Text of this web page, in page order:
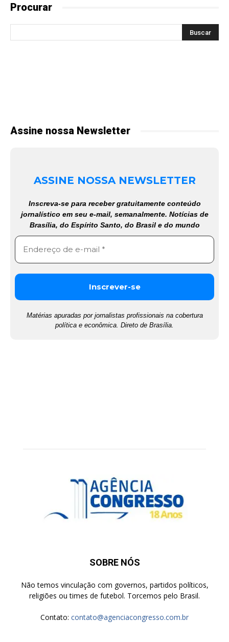
Procurar
Assine nossa Newsletter
ASSINE NOSSA NEWSLETTER
Inscreva-se para receber gratuitamente conteúdo
jornalístico em seu e-mail, semanalmente. Notícias de
Brasília, do Espírito Santo, do Brasil e do mundo
Matérias apuradas por jornalistas profissionais na cobertura
política e econômica. Direto de Brasília.
SOBRE NÓS
Não temos vinculação com governos, partidos políticos,
religiões ou times de futebol. Torcemos pelo Brasil.
Contato: contato@agenciacongresso.com.br